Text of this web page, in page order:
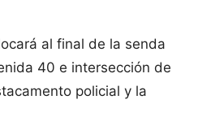
al final de la senda
40 e intersección de
policial y la